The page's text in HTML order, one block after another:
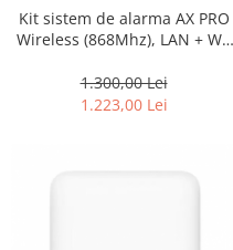
Kit sistem de alarma AX PRO
Wireless (868Mhz), LAN + Wi-
PWA64-Kit-WE
1.300,00 Lei
1.223,00 Lei